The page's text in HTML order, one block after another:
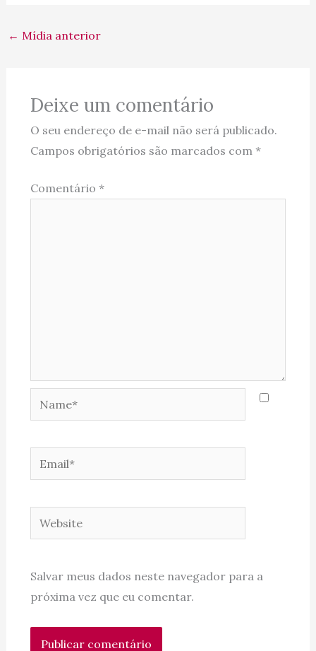
← Mídia anterior
Deixe um comentário
O seu endereço de e-mail não será publicado.
Campos obrigatórios são marcados com *
Comentário *
Name*
Email*
Website
Salvar meus dados neste navegador para a
próxima vez que eu comentar.